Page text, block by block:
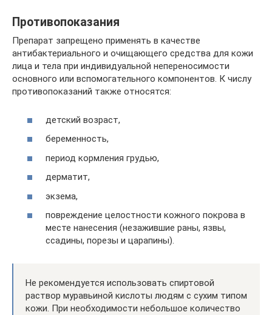
Противопоказания
Препарат запрещено применять в качестве
антибактериального и очищающего средства для кожи
лица и тела при индивидуальной непереносимости
основного или вспомогательного компонентов. К числу
противопоказаний также относятся:
детский возраст,
беременность,
период кормления грудью,
дерматит,
экзема,
повреждение целостности кожного покрова в
месте нанесения (незажившие раны, язвы,
ссадины, порезы и царапины).
Не рекомендуется использовать спиртовой
раствор муравьиной кислоты людям с сухим типом
кожи. При необходимости небольшое количество